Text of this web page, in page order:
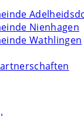
Nienhagen
Wathlingen